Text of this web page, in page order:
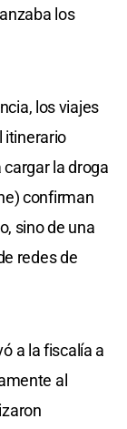
los
los viajes
itinerario
la droga
confirman
sino de una
redes de
a la fiscalía a
al